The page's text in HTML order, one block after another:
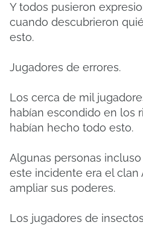
Y todos pusieron
cuando descubrieron
esto.
Jugadores de errores.
Los cerca de mil
habían escondido en los
habían hecho todo esto.
Algunas personas
este incidente era el clan
ampliar sus poderes.
Los jugadores de